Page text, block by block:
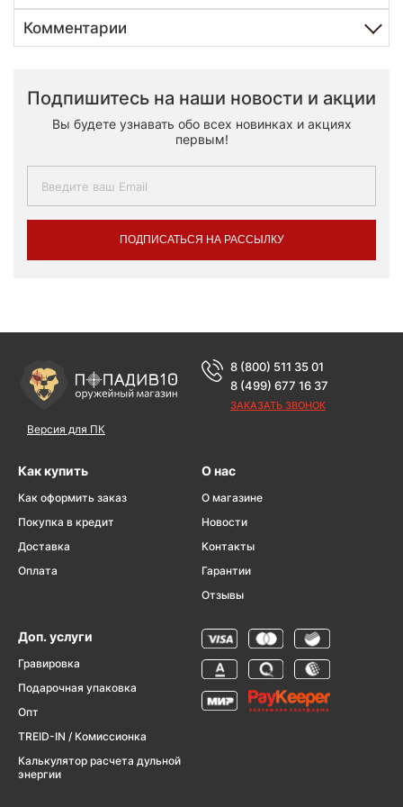
Комментарии
Подпишитесь на наши новости и акции
Вы будете узнавать обо всех новинках и акциях
первым!
ПОДПИСАТЬСЯ НА РАССЫЛКУ
Версия для ПК
8 (800) 511 35 01
8 (499) 677 16 37
ЗАКАЗАТЬ ЗВОНОК
Как купить
Как оформить заказ
Покупка в кредит
Доставка
Оплата
О нас
О магазине
Новости
Контакты
Гарантии
Отзывы
Доп. услуги
Гравировка
Подарочная упаковка
Опт
TREID-IN / Комиссионка
Калькулятор расчета дульной
энергии